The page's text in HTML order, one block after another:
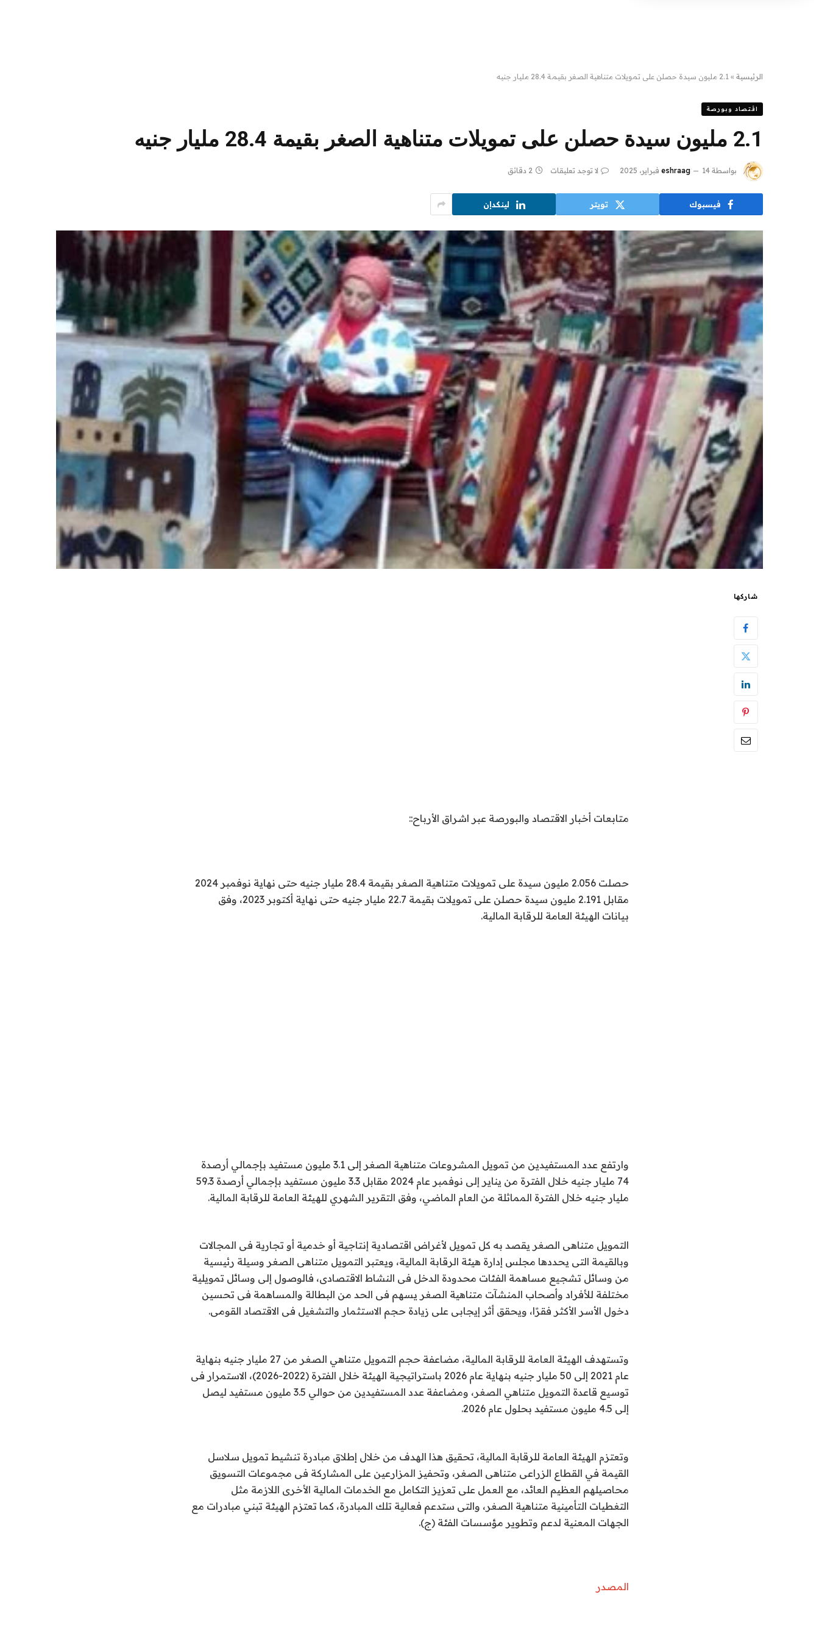
الرئيسية » 2.1 مليون سيدة حصلن على تمويلات متناهية الصغر بقيمة 28.4 مليار جنيه
اقتصاد وبورصة
2.1 مليون سيدة حصلن على تمويلات متناهية الصغر بقيمة 28.4 مليار جنيه
بواسطة eshraag 14 فبراير، 2025 لا توجد تعليقات 2 دقائق
فيسبوك تويتر لينكدإن
شاركها
متابعات أخبار الاقتصاد والبورصة عبر اشراق الأرباح::
حصلت 2.056 مليون سيدة على تمويلات متناهية الصغر بقيمة 28.4 مليار جنيه حتى نهاية نوفمبر 2024
مقابل 2.191 مليون سيدة حصلن على تمويلات بقيمة 22.7 مليار جنيه حتى نهاية أكتوبر 2023، وفق
بيانات الهيئة العامة للرقابة المالية.
وارتفع عدد المستفيدين من تمويل المشروعات متناهية الصغر إلى 3.1 مليون مستفيد بإجمالي أرصدة
74 مليار جنيه خلال الفترة من يناير إلى نوفمبر عام 2024 مقابل 3.3 مليون مستفيد بإجمالي أرصدة 59.3
مليار جنيه خلال الفترة المماثلة من العام الماضي، وفق التقرير الشهري للهيئة العامة للرقابة المالية.
التمويل متناهى الصغر يقصد به كل تمويل لأغراض اقتصادية إنتاجية أو خدمية أو تجارية فى المجالات
وبالقيمة التى يحددها مجلس إدارة هيئة الرقابة المالية، ويعتبر التمويل متناهى الصغر وسيلة رئيسية
من وسائل تشجيع مساهمة الفئات محدودة الدخل فى النشاط الاقتصادى، فالوصول إلى وسائل تمويلية
مختلفة للأفراد وأصحاب المنشآت متناهية الصغر يسهم فى الحد من البطالة والمساهمة فى تحسين
دخول الأسر الأكثر فقرًا، ويحقق أثر إيجابى على زيادة حجم الاستثمار والتشغيل فى الاقتصاد القومى.
وتستهدف الهيئة العامة للرقابة المالية، مضاعفة حجم التمويل متناهي الصغر من 27 مليار جنيه بنهاية
عام 2021 إلى 50 مليار جنيه بنهاية عام 2026 باستراتيجية الهيئة خلال الفترة (2022-2026)، الاستمرار فى
توسيع قاعدة التمويل متناهي الصغر، ومضاعفة عدد المستفيدين من حوالي 3.5 مليون مستفيد ليصل
إلى 4.5 مليون مستفيد بحلول عام 2026.
وتعتزم الهيئة العامة للرقابة المالية، تحقيق هذا الهدف من خلال إطلاق مبادرة تنشيط تمويل سلاسل
القيمة في القطاع الزراعى متناهى الصغر، وتحفيز المزارعين على المشاركة فى مجموعات التسويق
محاصيلهم العظيم العائد، مع العمل على تعزيز التكامل مع الخدمات المالية الأخرى اللازمة مثل
التغطيات التأمينية متناهية الصغر، والتى ستدعم فعالية تلك المبادرة، كما تعتزم الهيئة تبني مبادرات مع
الجهات المعنية لدعم وتطوير مؤسسات الفئة (ج).
المصدر